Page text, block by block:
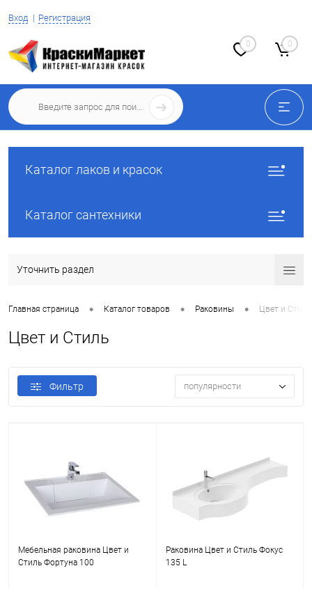
Вход Регистрация
0 0
Каталог лаков и красок
Каталог сантехники
Уточнить раздел
Главная страница • Каталог товаров • Раковины • Цвет и Стиль
Цвет и Стиль
Фильтр популярности
Мебельная раковина Цвет и
Стиль Фортуна 100
Раковина Цвет и Стиль Фокус
135 L